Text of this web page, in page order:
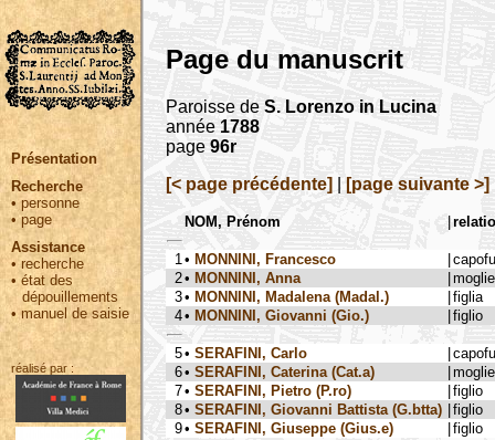
Présentation
Recherche
• personne
•page
Assistance
• recherche
•état des
dépouillements
•manuel de saisie
réalisé par :
Page du manuscrit
Paroisse de S. Lorenzo in Lucina
année 1788
page 96r
[< page précédente]
[page suivante >]
NOM, Prénom
1 • MONNINI, Francesco
2• MONNINI, Anna
moglie
3• MONNINI, Madalena (Madal.)
figlia
4• MONNINI, Giovanni (Gio.) figlio
5• SERAFINI, Carlo
6• SERAFINI, Caterina (Cat.a)
moglie
7• SERAFINI, Pietro (P.ro)
figlio
8• SERAFINI, Giovanni Battista (G.btta)
figlio
9• SERAFINI, Giuseppe (Gius.e) figlio